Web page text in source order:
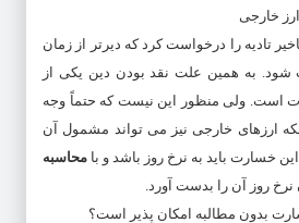
خارجی
تادیه را درخواست کرد که دیرتر از زمان
به همین علت نقد بودن دین یکی از
است. ولی منظور این نیست که حتماً وجه
ارزهای خارجی نیز می تواند مشمول آن
خسارت باید به نرخ روز باشد و با محاسبه
روز آن را بدست آورد.
بدون مطالبه امکان پذیر است؟